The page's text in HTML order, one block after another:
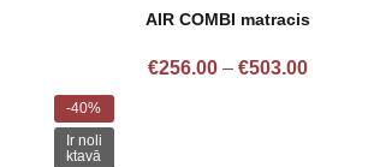
AIR COMBI matracis
€256.00 – €503.00
-40%
Ir noli
ktavā